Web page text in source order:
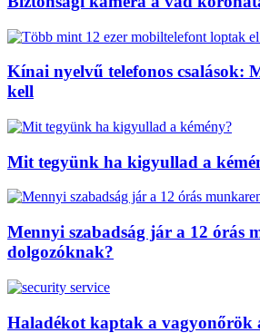
Kínai nyelvű telefonos csalások:
kell
Mit tegyünk ha kigyullad a
Mennyi szabadság jár a 12 órás
dolgozóknak?
Haladékot kaptak a vagyonőrök